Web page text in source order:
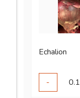
Echalion
-
0.1